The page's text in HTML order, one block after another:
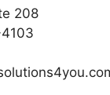
208